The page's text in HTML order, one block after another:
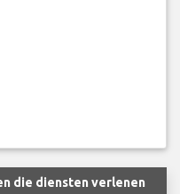
die diensten verlenen